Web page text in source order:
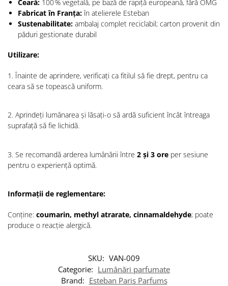
Ceară: 100 % vegetală, pe bază de rapiță europeană, fără OMG
Fabricat în Franța:în atelierele Esteban
Sustenabilitate: ambalaj complet reciclabil; carton provenit din
păduri gestionate durabil
Utilizare:
1. Înainte de aprindere, verificați ca fitilul să fie drept, pentru ca
ceara să se topească uniform.
2. Aprindeți lumânarea și lăsați-o să ardă suficient încât întreaga
suprafață să fie lichidă.
3. Se recomandă arderea lumânării între 2 și 3 ore per sesiune
pentru o experiență optimă.
Informații de reglementare:
Conține: coumarin, methyl atrarate, cinnamaldehyde; poate
produce o reacție alergică.
SKU: VAN-009
Categorie: Lumânări parfumate
Brand: Esteban Paris Parfums